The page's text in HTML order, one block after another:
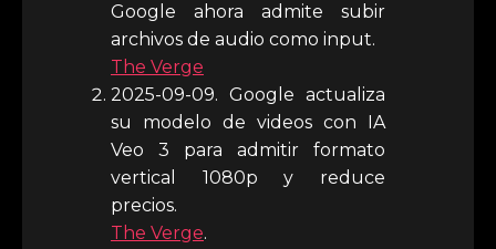
Google ahora admite subir
archivos de audio como input.
The Verge
2025-09-09. Google actualiza
su modelo de videos con IA
Veo 3 para admitir formato
vertical 1080p y reduce
precios.
The Verge.